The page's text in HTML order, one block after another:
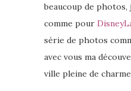
beaucoup de
comme pour
série de photos
avec vous ma
ville pleine de